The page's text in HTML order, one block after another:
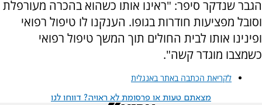
הגבר שנדקר סיפר: "ראינו אותו כשהוא בהכרה מעורפלת
וסובל מפציעות חודרות בגופו. הענקנו לו טיפול רפואי
ופינינו אותו לבית החולים תוך המשך טיפול רפואי
כשמצבו מוגדר קשה".
לקריאת הכתבה באתר באנגלית
מצאתם טעות או פרסומת לא ראויה? דווחו לנו